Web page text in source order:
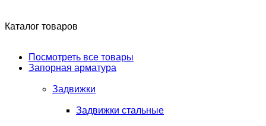
Каталог товаров
Посмотреть все товары
Запорная арматура
Задвижки
Задвижки стальные